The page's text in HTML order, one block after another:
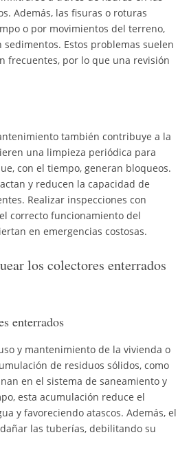
Además, las fisuras o roturas
o por movimientos del terreno,
Estos problemas suelen
frecuentes, por lo que una revisión
también contribuye a la
una limpieza periódica para
con el tiempo, generan bloqueos.
y reducen la capacidad de
Realizar inspecciones con
correcto funcionamiento del
en emergencias costosas.
los colectores enterrados
enterrados
y mantenimiento de la vivienda o
de residuos sólidos, como
en el sistema de saneamiento y
esta acumulación reduce el
y favoreciendo atascos. Además, el
las tuberías, debilitando su